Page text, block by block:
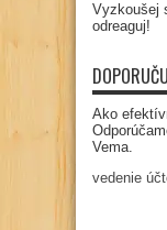
Vyzkoušej
odreaguj!
Ako
Vema.
vedenie